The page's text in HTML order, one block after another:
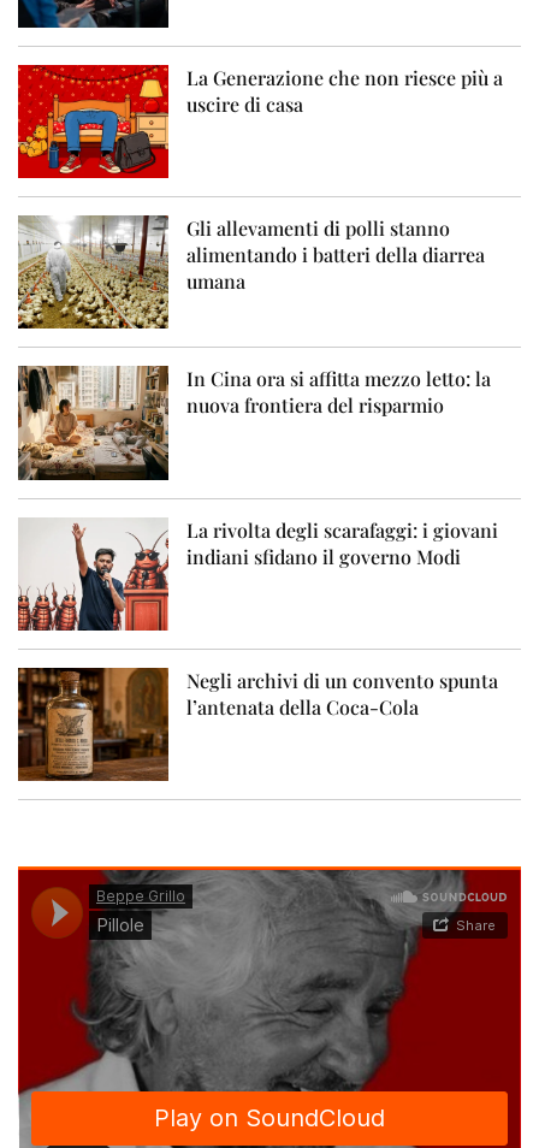
La Generazione che non riesce più a
uscire di casa
Gli allevamenti di polli stanno
alimentando i batteri della diarrea
umana
In Cina ora si affitta mezzo letto: la
nuova frontiera del risparmio
La rivolta degli scarafaggi: i giovani
indiani sfidano il governo Modi
Negli archivi di un convento spunta
l’antenata della Coca-Cola